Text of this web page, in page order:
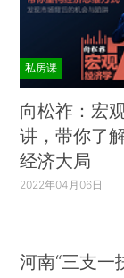
私房课
向松祚：宏
讲，带你了
经济大局
2022年04月06日
河南“三支一